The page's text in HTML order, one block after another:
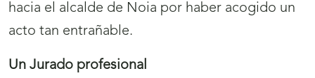
hacia el alcalde de Noia por haber acogido un
acto tan entrañable.
Un Jurado profesional